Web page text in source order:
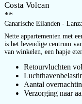
Costa Volcan
**
Canarische Eilanden -
Nette appartementen met
is het levendige centrum
van winkelen, een hapje
Retourvluchten
Aantal
Verzorging naar